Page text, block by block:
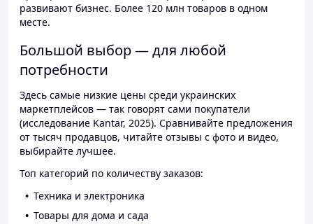
развивают бизнес. Более 120 млн товаров в одном
месте.
Большой выбор — для любой
потребности
Здесь самые низкие цены среди украинских
маркетплейсов — так говорят сами покупатели
(исследование Kantar, 2025). Сравнивайте предложения
от тысяч продавцов, читайте отзывы с фото и видео,
выбирайте лучшее.
Топ категорий по количеству заказов:
Техника и электроника
Товары для дома и сада